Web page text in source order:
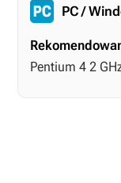
PC /
Pentium 4 2